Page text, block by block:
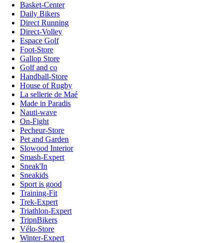
Basket-Center
Daily Bikers
Direct Running
Direct-Volley
Espace Golf
Foot-Store
Gallop Store
Golf and co
Handball-Store
House of Rugby
La sellerie de Maé
Made in Paradis
Nauti-wave
On-Fight
Pecheur-Store
Pet and Garden
Slowood Interior
Smash-Expert
Sneak'In
Sneakids
Sport is good
Training-Fit
Trek-Expert
Triathlon-Expert
TripnBikers
Vélo-Store
Winter-Expert